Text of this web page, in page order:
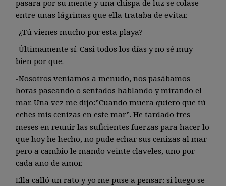
pasara por su mente y una chispa de luz se colase
entre unas lágrimas que ella trataba de evitar.
-¿Tú vienes mucho por esta playa?
-Últimamente sí. Casi todos los días y no sé muy
bien por que.
-Nosotros veníamos a menudo, nos pasábamos
horas paseando o sentados hablando y mirando el
mar. Una vez me dijo:”Cuando muera quiero que tú
eches mis cenizas en este mar”. He tardado tres
meses en reunir las suficientes fuerzas para hacer lo
que hoy he hecho, no pude echar sus cenizas al mar
pero a cambio le mando veinte claveles, uno por
cada año de amor.
Ella calló un rato y yo me puse a pensar: si luego se